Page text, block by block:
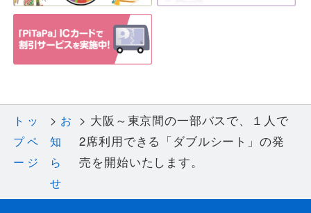
トッ
プペ
ージ
お
知
ら
せ
大阪～東京間の一部バスで、１人で
2席利用できる「ダブルシート」の発
売を開始いたします。